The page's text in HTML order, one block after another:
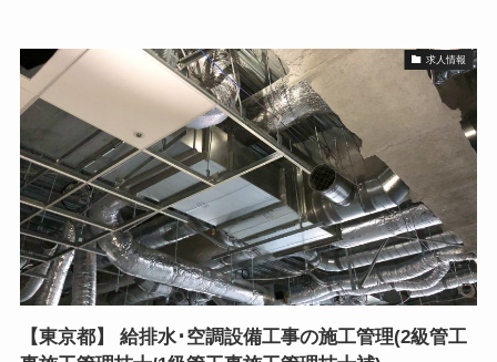
求人情報
【東京都】 給排水･空調設備工事の施工管理(2級管工